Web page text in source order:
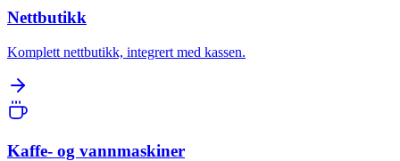
Nettbutikk
Komplett nettbutikk, integrert med kassen.
Kaffe- og vannmaskiner